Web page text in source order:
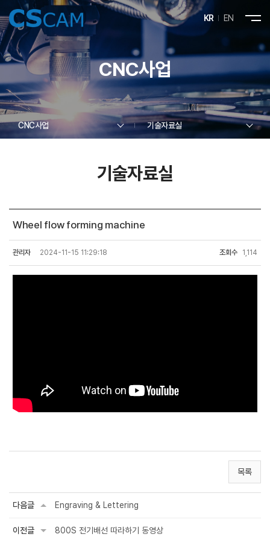
KR EN
CNC사업
CNC사업 기술자료실
기술자료실
Wheel flow forming machine
관리자 2024-11-15 11:29:18 조회수 1,114
목록
다음글 Engraving & Lettering
이전글 800S 전기배선 따라하기 동영상